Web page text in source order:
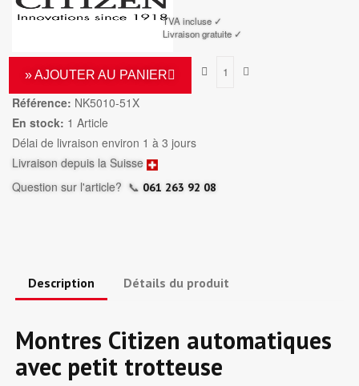
TVA incluse ✓
Livraison gratuite ✓
» AJOUTER AU PANIER
Référence: NK5010-51X
En stock: 1 Article
Délai de livraison environ 1 à 3 jours
Livraison depuis la Suisse
Question sur l'article? 📞 061 263 92 08
Description Détails du produit
Montres Citizen automatiques
avec petit trotteuse